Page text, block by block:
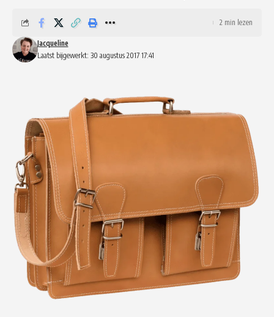
Laatst bijgewerkt: 30 augustus 2017 17:41
Jacqueline
2 min lezen